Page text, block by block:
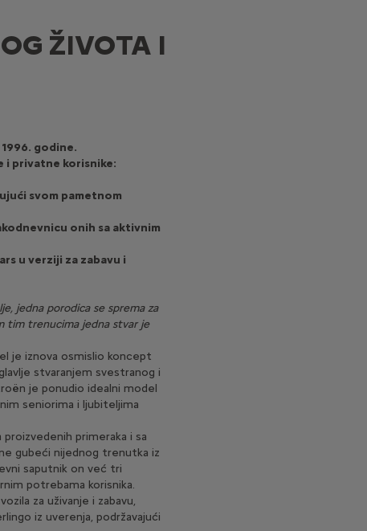
ŽIVOTA I
godine.
i privatne korisnike:
svom pametnom
onih sa aktivnim
u verziji za zabavu i
jedna porodica se sprema za
tim trenucima jedna stvar je
je iznova osmislio koncept
stvaranjem svestranog i
je ponudio idealni model
seniorima i ljubiteljima
primeraka i sa
gubeći nijednog trenutka iz
saputnik on već tri
potrebama korisnika.
za uživanje i zabavu,
iz uverenja, podržavajući